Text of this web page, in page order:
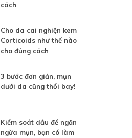
cách
Cho da cai nghiện kem
Corticoids như thế nào
cho đúng cách
3 bước đơn giản, mụn
dưới da cũng thổi bay!
Kiểm soát dầu để ngăn
ngừa mụn, bạn có làm